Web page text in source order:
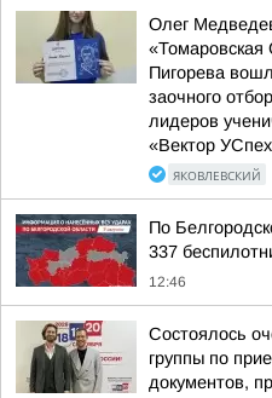
Олег
Пигорева
заочного
лидеров
«Вектор
ЯКОВЛЕВСКИЙ
По
337
12:46
Состоялось
группы по
документов,